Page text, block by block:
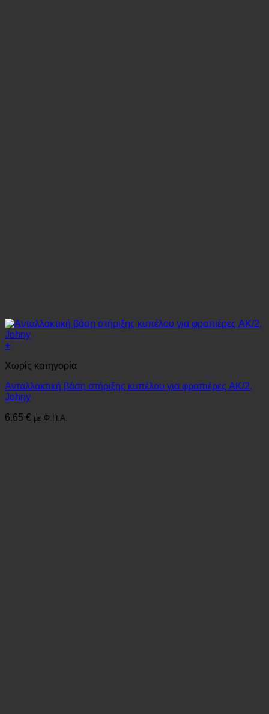
+
Χωρίς κατηγορία
Ανταλλακτική βάση στήριξης κυπέλου για φραπιέρες AK/2,
Johny
6.65 € με Φ.Π.Α.